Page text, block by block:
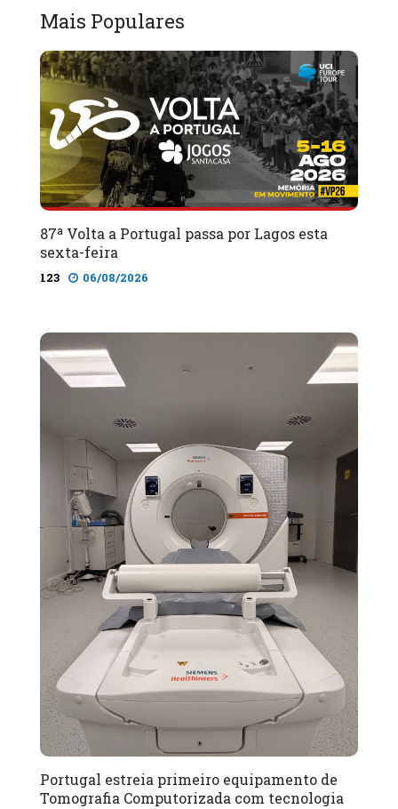
Mais Populares
87ª Volta a Portugal passa por Lagos esta
sexta-feira
123 06/08/2026
Portugal estreia primeiro equipamento de
Tomografia Computorizada com tecnologia